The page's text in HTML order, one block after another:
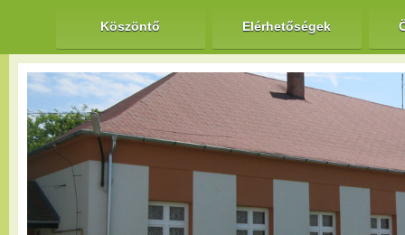
Köszöntő Elérhetőségek